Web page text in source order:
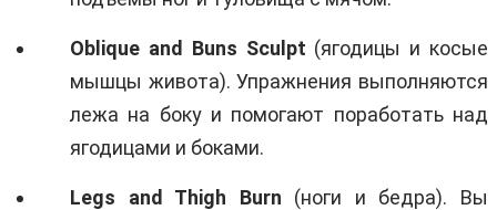
Oblique and Buns Sculpt (ягодицы и косые
мышцы живота). Упражнения выполняются
лежа на боку и помогают поработать над
ягодицами и боками.
Legs and Thigh Burn (ноги и бедра). Вы